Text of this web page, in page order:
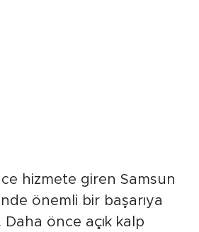
hizmete giren Samsun
önemli bir başarıya
Daha önce açık kalp